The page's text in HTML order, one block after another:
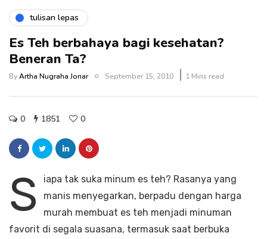
tulisan lepas
Es Teh berbahaya bagi kesehatan?
Beneran Ta?
ByArtha Nugraha Jonar September 15, 2010 1 Mins read
0 1851 0
S
iapa tak suka minum es teh? Rasanya yang
manis menyegarkan, berpadu dengan harga
murah membuat es teh menjadi minuman
favorit di segala suasana, termasuk saat berbuka